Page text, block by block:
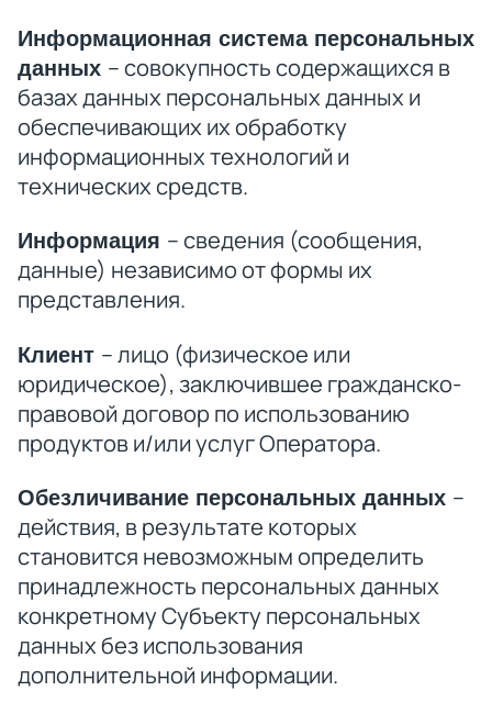
Информационная система персональных
данных – совокупность содержащихся в
базах данных персональных данных и
обеспечивающих их обработку
информационных технологий и
технических средств.
Информация – сведения (сообщения,
данные) независимо от формы их
представления.
Клиент – лицо (физическое или
юридическое), заключившее гражданско-
правовой договор по использованию
продуктов и/или услуг Оператора.
Обезличивание персональных данных –
действия, в результате которых
становится невозможным определить
принадлежность персональных данных
конкретному Субъекту персональных
данных без использования
дополнительной информации.